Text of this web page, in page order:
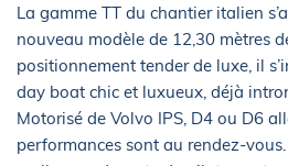
La gamme TT du chantier italien
nouveau modèle de 12,30 mètres
positionnement tender de luxe, il
day boat chic et luxueux, déjà
Motorisé de Volvo IPS, D4 ou D6
performances sont au rendez-